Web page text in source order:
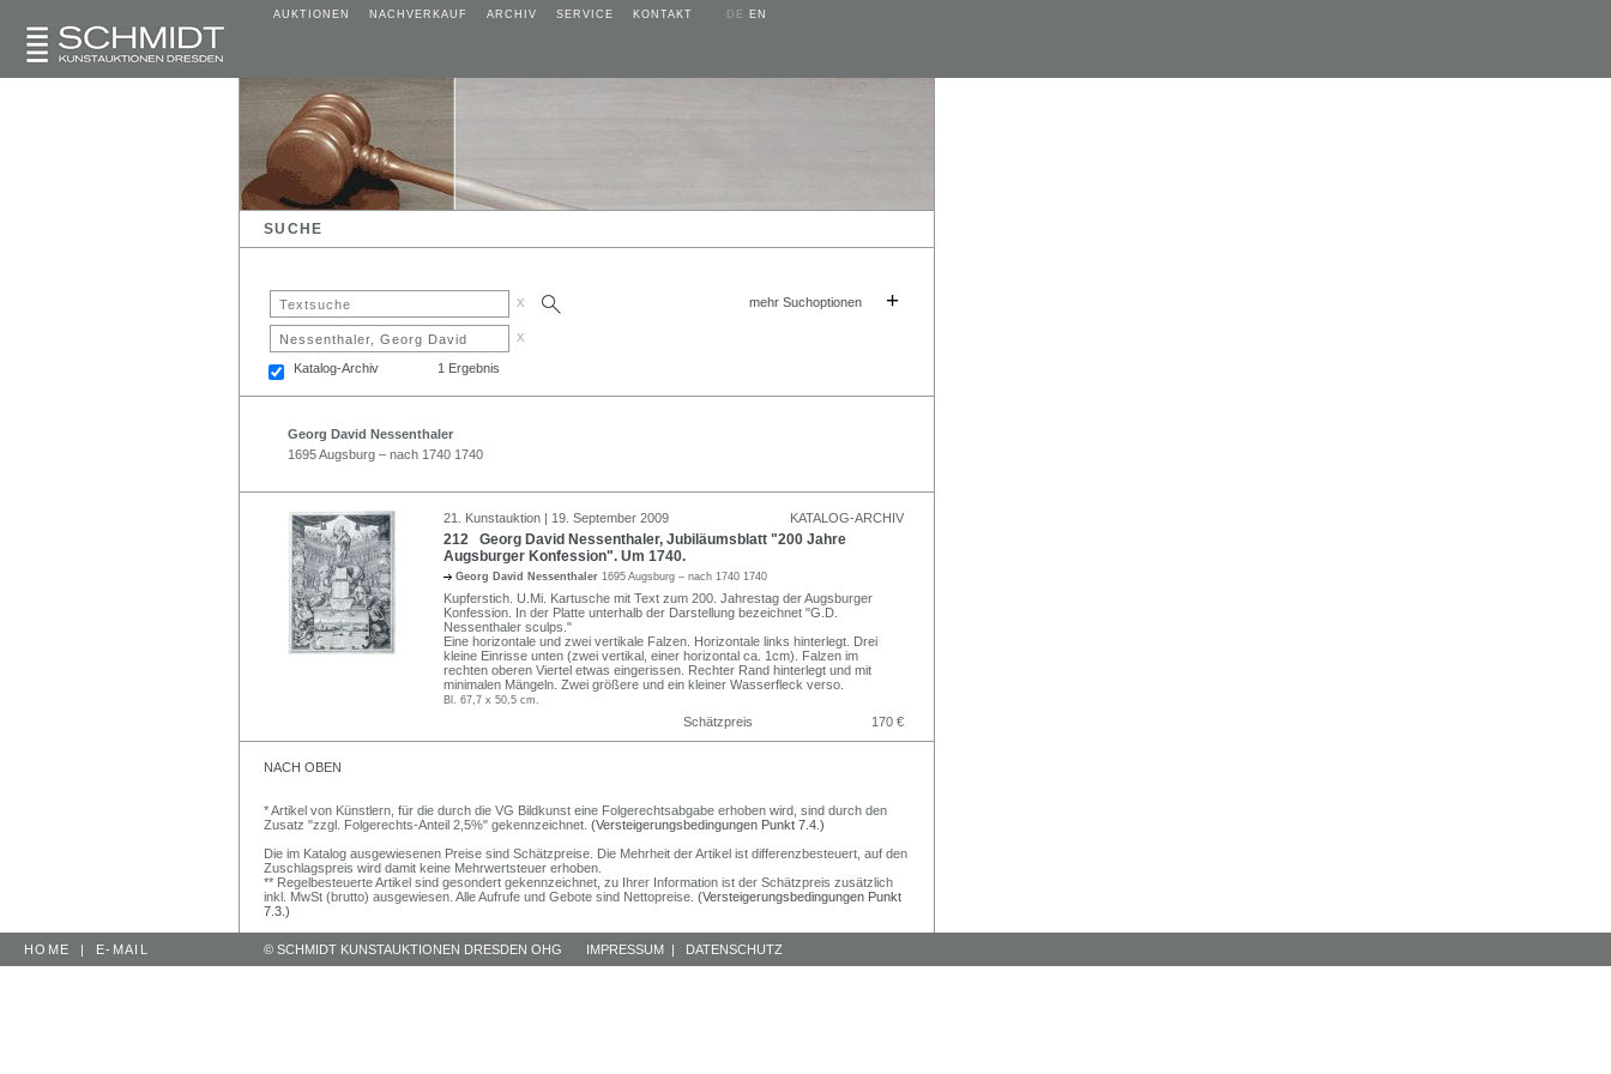
AUKTIONEN NACHVERKAUF ARCHIV SERVICE KONTAKT DE EN
SUCHE
x mehr Suchoptionen +
x
Katalog-Archiv 1 Ergebnis
Georg David Nessenthaler
1695 Augsburg – nach 1740 1740
21. Kunstauktion | 19. September 2009 KATALOG-ARCHIV
212 Georg David Nessenthaler, Jubiläumsblatt "200 Jahre
Augsburger Konfession". Um 1740.
Georg David Nessenthaler 1695 Augsburg – nach 1740 1740
Kupferstich. U.Mi. Kartusche mit Text zum 200. Jahrestag der Augsburger
Konfession. In der Platte unterhalb der Darstellung bezeichnet "G.D.
Nessenthaler sculps."
Eine horizontale und zwei vertikale Falzen. Horizontale links hinterlegt. Drei
kleine Einrisse unten (zwei vertikal, einer horizontal ca. 1cm). Falzen im
rechten oberen Viertel etwas eingerissen. Rechter Rand hinterlegt und mit
minimalen Mängeln. Zwei größere und ein kleiner Wasserfleck verso.
Bl. 67,7 x 50,5 cm.
Schätzpreis 170 €
NACH OBEN
* Artikel von Künstlern, für die durch die VG Bildkunst eine Folgerechtsabgabe erhoben wird, sind durch den
Zusatz "zzgl. Folgerechts-Anteil 2,5%" gekennzeichnet. (Versteigerungsbedingungen Punkt 7.4.)
Die im Katalog ausgewiesenen Preise sind Schätzpreise. Die Mehrheit der Artikel ist differenzbesteuert, auf den
Zuschlagspreis wird damit keine Mehrwertsteuer erhoben.
** Regelbesteuerte Artikel sind gesondert gekennzeichnet, zu Ihrer Information ist der Schätzpreis zusätzlich
inkl. MwSt (brutto) ausgewiesen. Alle Aufrufe und Gebote sind Nettopreise. (Versteigerungsbedingungen Punkt
7.3.)
HOME | E-MAIL © SCHMIDT KUNSTAUKTIONEN DRESDEN OHG IMPRESSUM | DATENSCHUTZ